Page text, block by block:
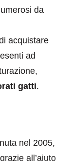
da
acquistare
ad
gatti.
nel 2005,
all’aiuto